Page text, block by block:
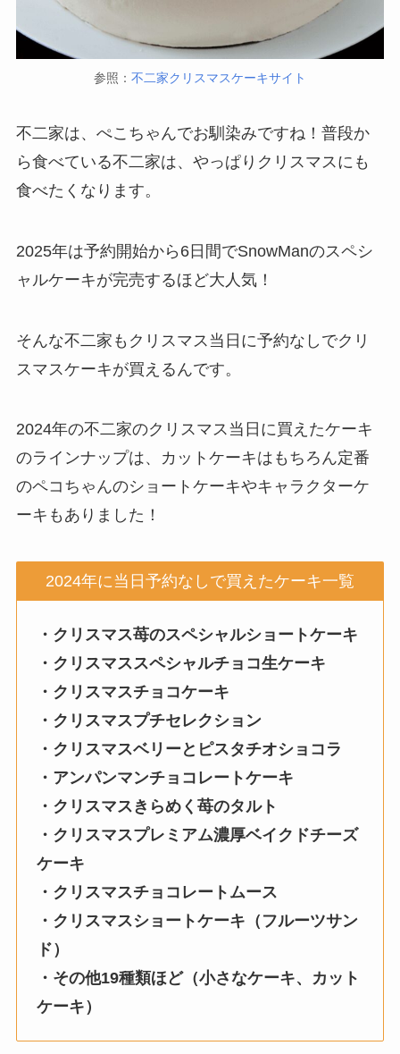
参照： 不二家クリスマスケーキサイト
不二家は、ぺこちゃんでお馴染みですね！普段か
ら食べている不二家は、やっぱりクリスマスにも
食べたくなります。
2025年は予約開始から6日間でSnowManのスペシ
ャルケーキが完売するほど大人気！
そんな不二家もクリスマス当日に予約なしでクリ
スマスケーキが買えるんです。
2024年の不二家のクリスマス当日に買えたケーキ
のラインナップは、カットケーキはもちろん定番
のペコちゃんのショートケーキやキャラクターケ
ーキもありました！
2024年に当日予約なしで買えたケーキ一覧
・クリスマス苺のスペシャルショートケーキ
・クリスマススペシャルチョコ生ケーキ
・クリスマスチョコケーキ
・クリスマスプチセレクション
・クリスマスベリーとピスタチオショコラ
・アンパンマンチョコレートケーキ
・クリスマスきらめく苺のタルト
・クリスマスプレミアム濃厚ベイクドチーズ
ケーキ
・クリスマスチョコレートムース
・クリスマスショートケーキ（フルーツサン
ド）
・その他19種類ほど（小さなケーキ、カット
ケーキ）